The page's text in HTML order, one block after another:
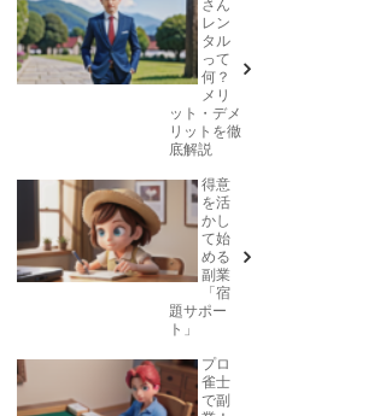
さん
レン
タル
って
何？
メリ
ット・デメ
リットを徹
底解説
得意
を活
かし
て始
める
副業
「宿
題サポー
ト」
プロ
雀士
で副